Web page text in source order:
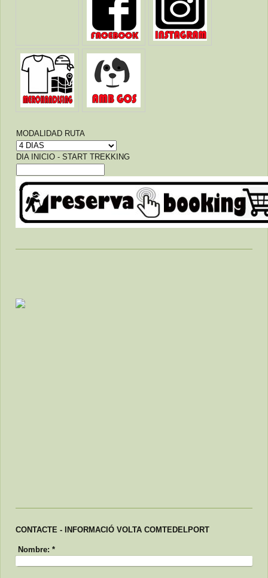
MODALIDAD RUTA
DIA INICIO - START TREKKING
CONTACTE - INFORMACIÓ VOLTA COMTEDELPORT
Nombre: *